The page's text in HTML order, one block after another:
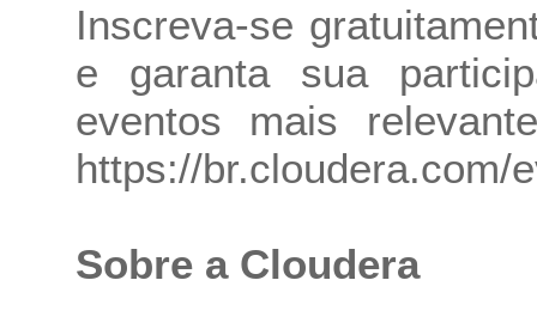
Inscreva-se
e garanta sua
eventos mais
https://br.cloudera.com/
Sobre a Cloudera